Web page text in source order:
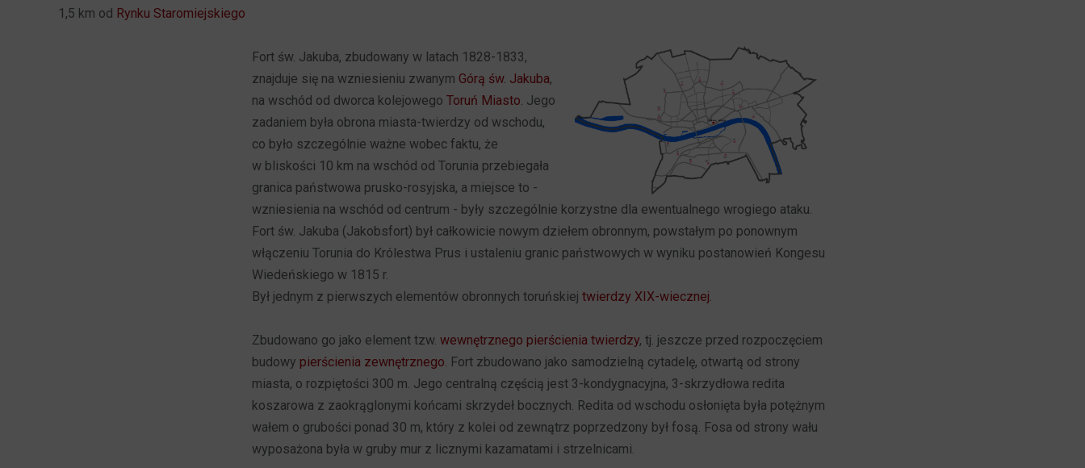
1,5 km od Rynku Staromiejskiego
Fort św. Jakuba, zbudowany w latach 1828-1833,
znajduje się na wzniesieniu zwanym Górą św. Jakuba,
na wschód od dworca kolejowego Toruń Miasto. Jego
zadaniem była obrona miasta-twierdzy od wschodu,
co było szczególnie ważne wobec faktu, że
w bliskości 10 km na wschód od Torunia przebiegała
granica państwowa prusko-rosyjska, a miejsce to -
wzniesienia na wschód od centrum - były szczególnie korzystne dla ewentualnego wrogiego ataku.
Fort św. Jakuba (Jakobsfort) był całkowicie nowym dziełem obronnym, powstałym po ponownym
włączeniu Torunia do Królestwa Prus i ustaleniu granic państwowych w wyniku postanowień Kongesu
Wiedeńskiego w 1815 r.
Był jednym z pierwszych elementów obronnych toruńskiej twierdzy XIX-wiecznej.
Zbudowano go jako element tzw. wewnętrznego pierścienia twierdzy, tj. jeszcze przed rozpoczęciem
budowy pierścienia zewnętrznego. Fort zbudowano jako samodzielną cytadelę, otwartą od strony
miasta, o rozpiętości 300 m. Jego centralną częścią jest 3-kondygnacyjna, 3-skrzydłowa redita
koszarowa z zaokrąglonymi końcami skrzydeł bocznych. Redita od wschodu osłonięta była potężnym
wałem o grubości ponad 30 m, który z kolei od zewnątrz poprzedzony był fosą. Fosa od strony wału
wyposażona była w gruby mur z licznymi kazamatami i strzelnicami.